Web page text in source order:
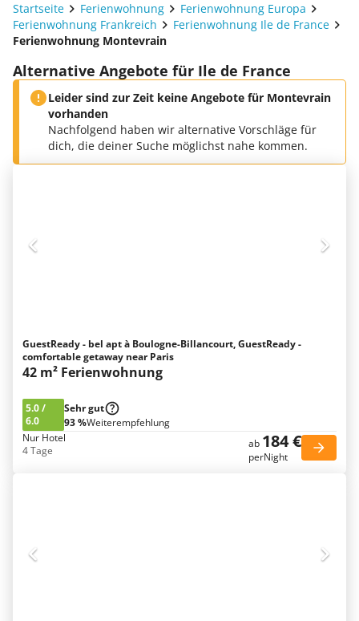
Startseite Ferienwohnung
Ferienwohnung Europa
Ferienwohnung Frankreich
Ferienwohnung Ile de France
Ferienwohnung Montevrain
Alternative Angebote für Ile de France
Leider sind zur Zeit keine Angebote für Montevrain
vorhanden
Nachfolgend haben wir alternative Vorschläge für
dich, die deiner Suche möglichst nahe kommen.
GuestReady - bel apt à Boulogne-Billancourt, GuestReady -
comfortable getaway near Paris
42 m² Ferienwohnung
5.0/
6.0
Sehr gut
93 %Weiterempfehlung
Nur Hotel
4 Tage
ab 184 €
perNight